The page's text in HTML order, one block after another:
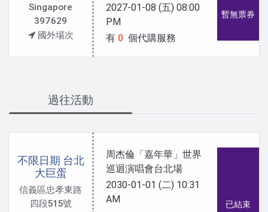
Singapore
397629
國外場次
2027-01-08 (五) 08:00
PM
有 0 個代購服務
暫無票券
過往活動
不限日期 台北
大巨蛋
信義區忠孝東路
四段515號
周杰倫「嘉年華」世界
巡迴演唱會台北場
2030-01-01 (二) 10:31
AM
已結束